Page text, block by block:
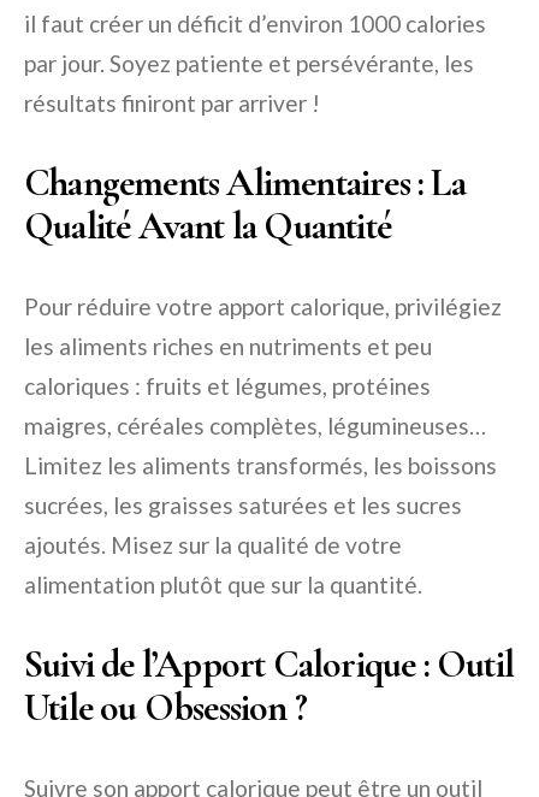
il faut créer un déficit d’environ 1000 calories
par jour. Soyez patiente et persévérante, les
résultats finiront par arriver !
Changements Alimentaires : La
Qualité Avant la Quantité
Pour réduire votre apport calorique, privilégiez
les aliments riches en nutriments et peu
caloriques : fruits et légumes, protéines
maigres, céréales complètes, légumineuses…
Limitez les aliments transformés, les boissons
sucrées, les graisses saturées et les sucres
ajoutés. Misez sur la qualité de votre
alimentation plutôt que sur la quantité.
Suivi de l’Apport Calorique : Outil
Utile ou Obsession ?
Suivre son apport calorique peut être un outil